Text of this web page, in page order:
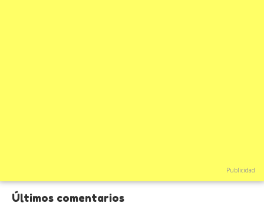
Publicidad
Últimos comentarios